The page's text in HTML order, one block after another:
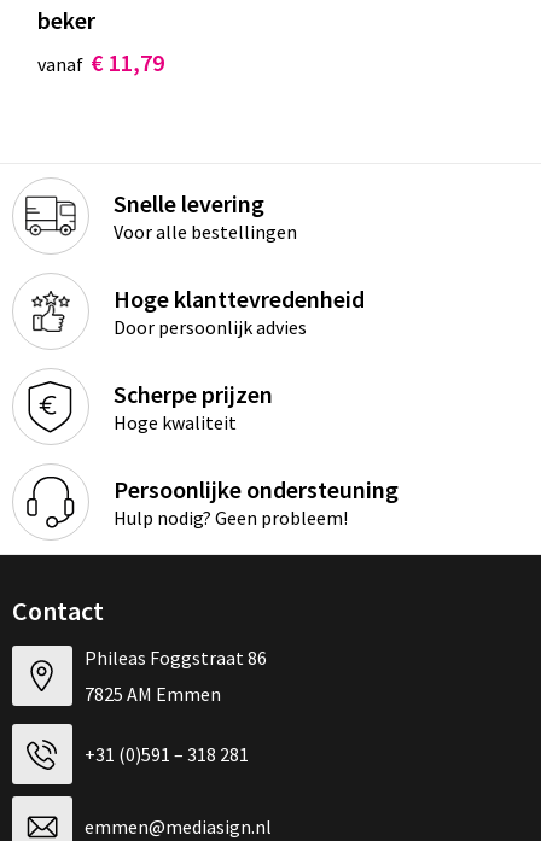
beker
vanaf € 11,79
Snelle levering
Voor alle bestellingen
Hoge klanttevredenheid
Door persoonlijk advies
Scherpe prijzen
Hoge kwaliteit
Persoonlijke ondersteuning
Hulp nodig? Geen probleem!
Contact
Phileas Foggstraat 86
7825 AM Emmen
+31 (0)591 – 318 281
emmen@mediasign.nl